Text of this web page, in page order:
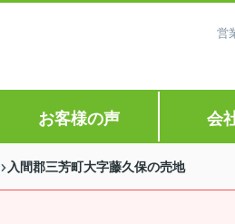
営
お客様の声 会
入間郡三芳町大字藤久保の売地